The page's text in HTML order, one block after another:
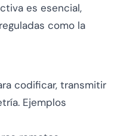
es esencial,
como la
codificar, transmitir
Ejemplos